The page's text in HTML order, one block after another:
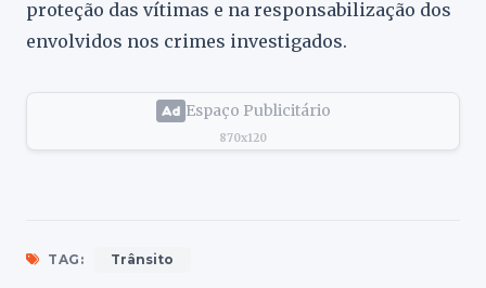
proteção das vítimas e na responsabilização dos
envolvidos nos crimes investigados.
Espaço Publicitário
870x120
TAG: Trânsito